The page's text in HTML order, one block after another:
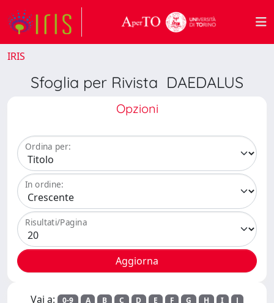
IRIS
Sfoglia per Rivista DAEDALUS
Opzioni
Ordina per:
In ordine:
Risultati/Pagina
Vai a: 0-9 A B C D E F G H I
J